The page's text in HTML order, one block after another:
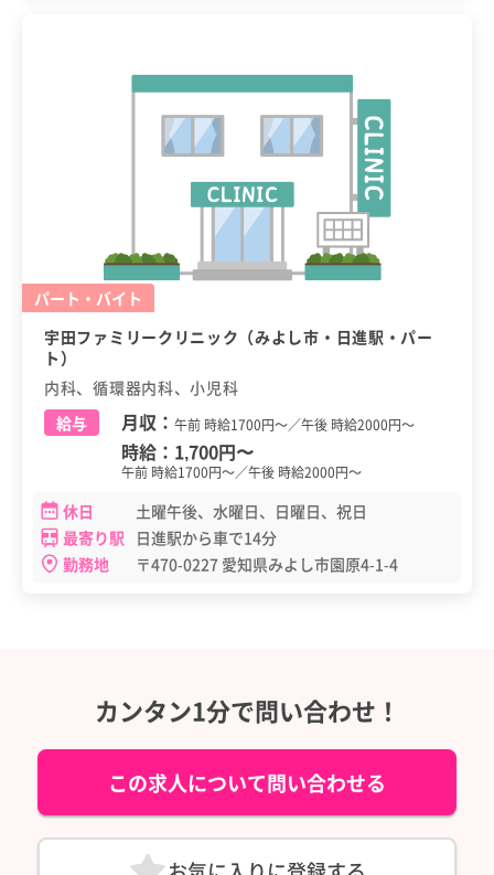
パート・バイト
宇田ファミリークリニック（みよし市・日進駅・パー
ト）
内科、循環器内科、小児科
給与
月収： 午前 時給1700円～／午後 時給2000円～
時給： 1,700円〜
午前 時給1700円～／午後 時給2000円～
休日
土曜午後、水曜日、日曜日、祝日
最寄り駅
日進駅から車で14分
勤務地
〒470-0227 愛知県みよし市園原4-1-4
カンタン1分で問い合わせ！
この求人について問い合わせる